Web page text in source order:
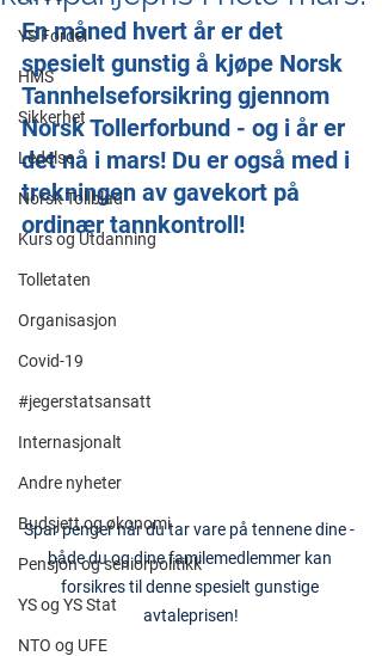
YS Fordel
HMS
Sikkerhet
Ledelse
Norsk Tollblad
Kurs og Utdanning
Tolletaten
Organisasjon
Covid-19
#jegerstatsansatt
Internasjonalt
Andre nyheter
Budsjett og økonomi
Pensjon og seniorpolitikk
YS og YS Stat
NTO og UFE
En måned hvert år er det
spesielt gunstig å kjøpe Norsk
Tannhelseforsikring gjennom
Norsk Tollerforbund - og i år er
det nå i mars! Du er også med i
trekningen av gavekort på
ordinær tannkontroll!
Spar penger når du tar vare på tennene dine -
både du og dine familemedlemmer kan
forsikres til denne spesielt gunstige
avtaleprisen!